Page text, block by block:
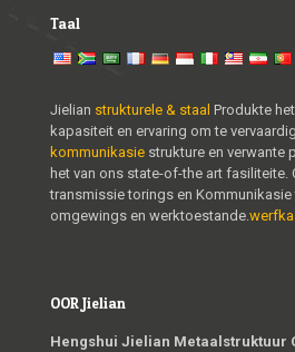
Taal
Jielian strukturele & staal Produkte
kapasiteit en ervaring om te
kommunikasie strukture en verwante
het van ons state-of-the art fasiliteite.
transmissie torings en Kommunikasie
omgewings en werktoestande.
OOR Jielian
Hengshui Jielian Metaalstruktuur